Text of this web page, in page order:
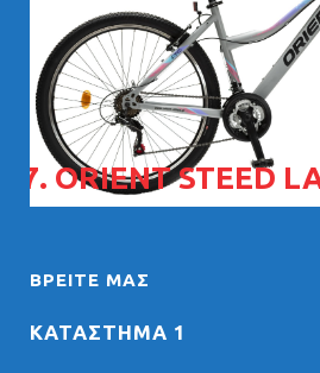
07. ORIENT STEED
ΒΡΕΊΤΕ ΜΑΣ
ΚΑΤΑΣΤΗΜΑ 1